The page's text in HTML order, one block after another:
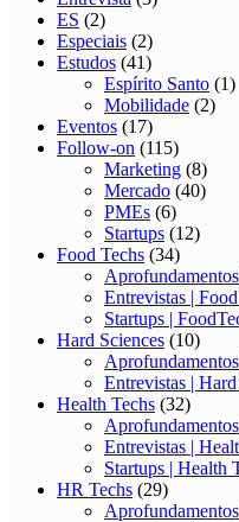
ES (2)
Especiais (2)
Estudos (41)
Espírito Santo (1)
Mobilidade (2)
Eventos (17)
Follow-on (115)
Marketing (8)
Mercado (40)
PMEs (6)
Startups (12)
Food Techs (34)
Entrevistas |
Startups |
Hard Sciences (10)
Entrevistas |
Health Techs (32)
Entrevistas |
Startups | Health
HR Techs (29)